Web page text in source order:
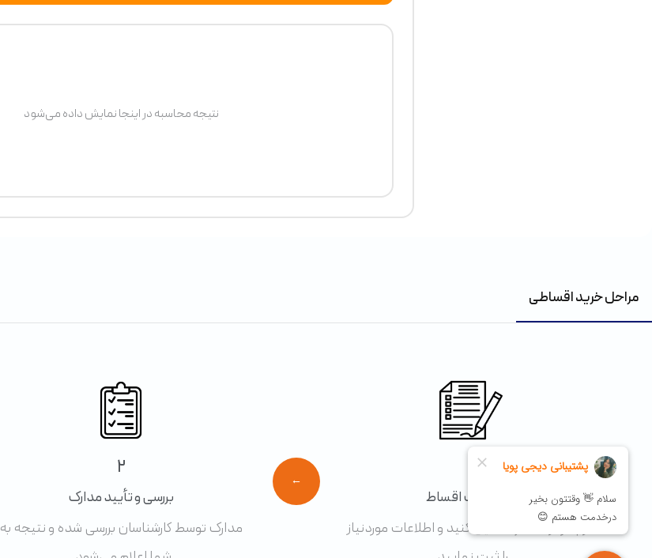
نتیجه محاسبه در اینجا نمایش داده می‌شود
مراحل خرید اقساطی
درخواست اقساط
فرم درخواست را تکمیل کنید و اطلاعات موردنیاز
←
2
بررسی و تأیید مدارک
مدارک توسط کارشناسان بررسی شده و نتیجه به